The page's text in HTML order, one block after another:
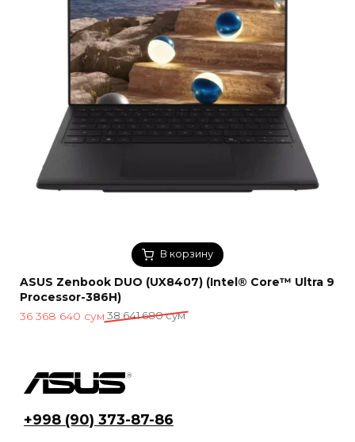
В корзину
ASUS Zenbook DUO (UX8407) (Intel® Core™ Ultra 9
Processor-386H)
38 641 680сум
Первоначальная
641
36 368 640 сум
Текущая
640 сум.
+998 (90) 373-87-86